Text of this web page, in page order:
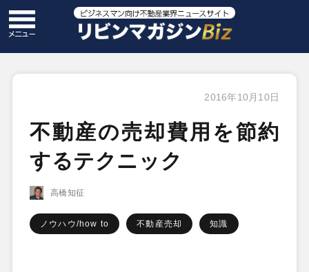
2016年10月10日
不動産の売却費用を節約
するテクニック
高橋知征
ノウハウ/how to 不動産売却 知識